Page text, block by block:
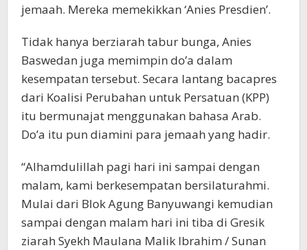
jemaah. Mereka memekikkan ‘Anies Presdien’.
Tidak hanya berziarah tabur bunga, Anies
Baswedan juga memimpin do’a dalam
kesempatan tersebut. Secara lantang bacapres
dari Koalisi Perubahan untuk Persatuan (KPP)
itu bermunajat menggunakan bahasa Arab.
Do’a itu pun diamini para jemaah yang hadir.
“Alhamdulillah pagi hari ini sampai dengan
malam, kami berkesempatan bersilaturahmi.
Mulai dari Blok Agung Banyuwangi kemudian
sampai dengan malam hari ini tiba di Gresik
ziarah Syekh Maulana Malik Ibrahim / Sunan